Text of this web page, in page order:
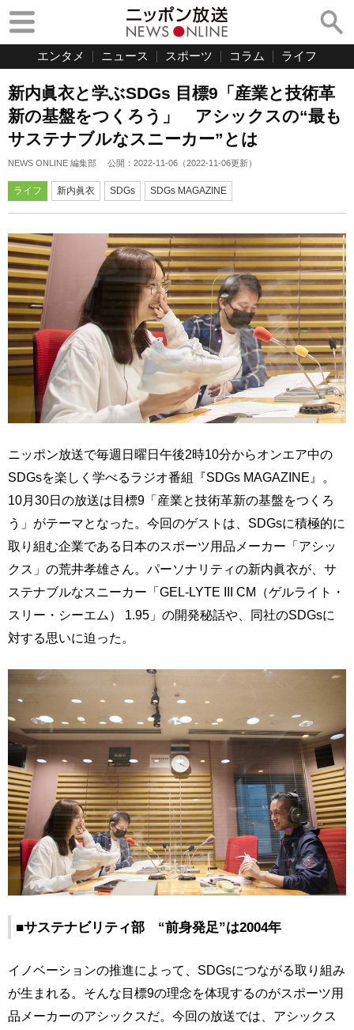
エンタメ ニュース スポーツ コラム ライフ
新内眞衣と学ぶSDGs 目標9「産業と技術革
新の基盤をつくろう」 アシックスの“最も
サステナブルなスニーカー”とは
NEWS ONLINE 編集部 公開： 2022-11-06 （2022-11-06更新）
ライフ 新内眞衣 SDGs SDGs MAGAZINE
ニッポン放送で毎週日曜日午後2時10分からオンエア中の
SDGsを楽しく学べるラジオ番組『SDGs MAGAZINE』。
10月30日の放送は目標9「産業と技術革新の基盤をつくろ
う」がテーマとなった。今回のゲストは、SDGsに積極的に
取り組む企業である日本のスポーツ用品メーカー「アシッ
クス」の荒井孝雄さん。パーソナリティの新内眞衣が、サ
ステナブルなスニーカー「GEL-LYTE III CM（ゲルライト・
スリー・シーエム） 1.95」の開発秘話や、同社のSDGsに
対する思いに迫った。
■サステナビリティ部 “前身発足”は2004年
イノベーションの推進によって、SDGsにつながる取り組み
が生まれる。そんな目標9の理念を体現するのがスポーツ用
品メーカーのアシックスだ。今回の放送では、アシックス